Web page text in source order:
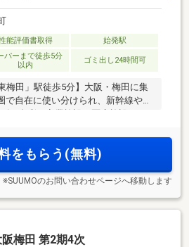
能評価書取得 始発駅
パーまで徒歩5分
以内
ゴミ出し24時間可
梅田」駅徒歩5分】大阪・梅田に集
自在に使い分けられ、新幹線や空
。多彩な商業施設、医療施設、エ
をもらう(無料)
※SUUMOのお問い合わせページへ移動します
梅田 第2期4次